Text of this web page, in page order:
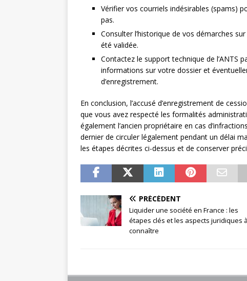
Vérifier vos courriels indésirables (spams)
pas.
Consulter l’historique de vos démarches
été validée.
Contactez le support technique de l’ANTS
informations sur votre dossier et
d’enregistrement.
En conclusion, l’accusé d’enregistrement de
que vous avez respecté les formalités
également l’ancien propriétaire en cas
dernier de circuler légalement pendant un délai
les étapes décrites ci-dessus et de conserver
PRÉCÉDENT
Liquider une société en France : les
étapes clés et les aspects juridiques à
connaître